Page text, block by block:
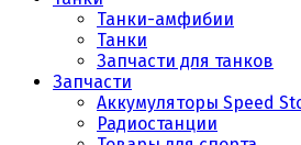
Танки-амфибии
Танки
Запчасти для танков
Запчасти
Аккумуляторы Speed
Радиостанции